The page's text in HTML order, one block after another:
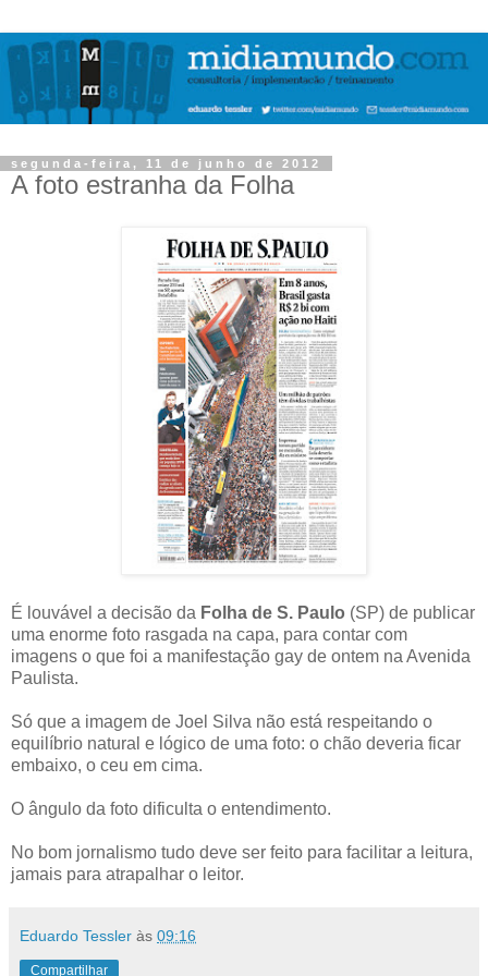
segunda-feira, 11 de junho de 2012
A foto estranha da Folha
É louvável a decisão da Folha de S. Paulo (SP) de publicar
uma enorme foto rasgada na capa, para contar com
imagens o que foi a manifestação gay de ontem na Avenida
Paulista.
Só que a imagem de Joel Silva não está respeitando o
equilíbrio natural e lógico de uma foto: o chão deveria ficar
embaixo, o ceu em cima.
O ângulo da foto dificulta o entendimento.
No bom jornalismo tudo deve ser feito para facilitar a leitura,
jamais para atrapalhar o leitor.
Eduardo Tessler às 09:16
Compartilhar